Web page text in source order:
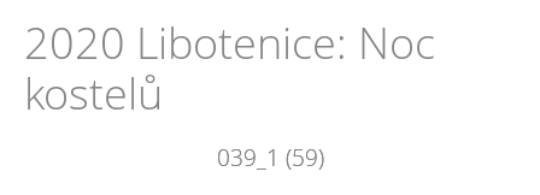
2020 Libotenice: Noc
kostelů
039_1 (59)